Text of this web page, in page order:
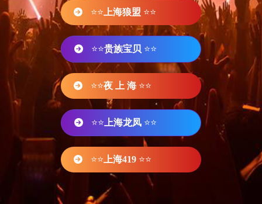
⭐⭐ 上海狼盟 ⭐⭐
⭐⭐贵族宝贝 ⭐⭐
⭐⭐夜 上 海 ⭐⭐
⭐⭐ 上海龙凤 ⭐⭐
⭐⭐ 上海419 ⭐⭐